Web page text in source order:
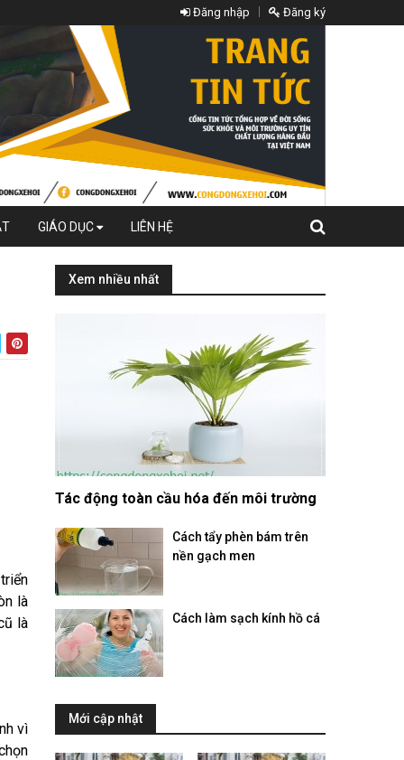
Đăng nhập Đăng ký
GIÁO DỤC LIÊN HỆ
là
là
vì
Xem nhiều nhất
Tác động toàn cầu hóa đến môi trường
Cách tẩy phèn bám trên
nền gạch men
Cách làm sạch kính hồ cá
Mới cập nhật